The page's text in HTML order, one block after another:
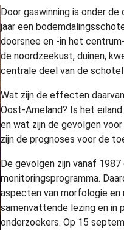
Door gaswinning is onder
jaar een
doorsnee en -in het
de noordzeekust, duinen,
centrale deel van de
Wat zijn de effecten
Oost-Ameland? Is het
en wat zijn de gevolgen
zijn de prognoses voor de
De gevolgen zijn vanaf
monitoringsprogramma.
aspecten van morfologie en
samenvattende lezing en
onderzoekers. Op 15